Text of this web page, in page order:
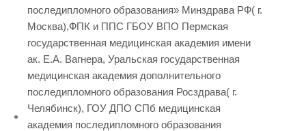
последипломного образования» Минздрава РФ( г.
Москва),ФПК и ППС ГБОУ ВПО Пермская
государственная медицинская академия имени
ак. Е.А. Вагнера, Уральская государственная
медицинская академия дополнительного
последипломного образования Росздрава( г.
Челябинск), ГОУ ДПО СПб медицинская
академия последипломного образования